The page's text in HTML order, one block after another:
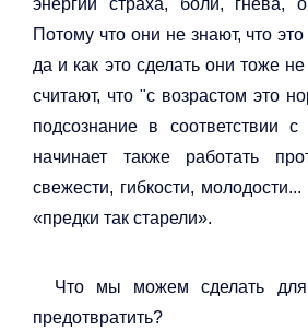
энергии страха, боли, гнева,
Потому что они не знают, что
да и как это сделать они тоже
считают, что "с возрастом это
подсознание в соответствии
начинает также работать
свежести, гибкости,
«предки так старели».
Что мы можем сделать для
предотвратить?